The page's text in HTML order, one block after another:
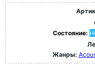
Состояние:
Жанры: